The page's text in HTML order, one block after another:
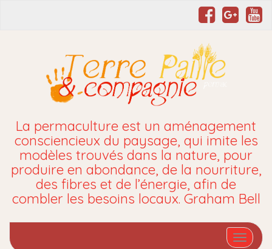
La permaculture est un aménagement
consciencieux du paysage, qui imite les
modèles trouvés dans la nature, pour
produire en abondance, de la nourriture,
des fibres et de l’énergie, afin de
combler les besoins locaux. Graham Bell